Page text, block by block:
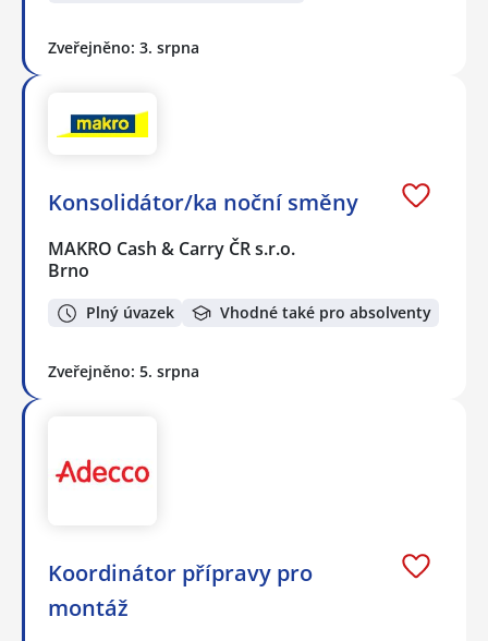
Zveřejněno: 3. srpna
Konsolidátor/ka noční směny
MAKRO Cash & Carry ČR s.r.o.
Brno
Plný úvazek Vhodné také pro absolventy
Zveřejněno: 5. srpna
Koordinátor přípravy pro
montáž